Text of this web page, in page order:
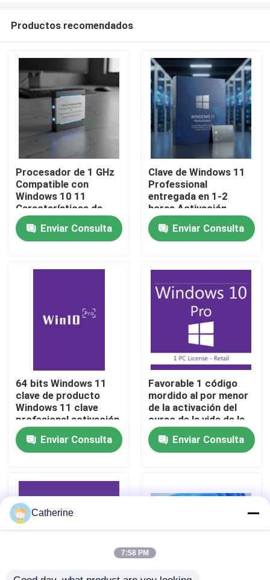
En casa
Productos
Control de calidad
Contacta con nosotros
Solicitar una cita
más profesional de la oficina 2021
Productos recomendados
Procesador de 1 GHz
Compatible con
Windows 10 11
Características de
Seguridad
Optimizadas
Funcionamiento Fluido
Profesionales
Enviar Consulta
Clave de Windows 11
Professional
entregada en 1-2
horas Activación
genuina instantánea
Plataforma Windows
Acceso seguro y
Enviar Consulta
64 bits Windows 11
clave de producto
Windows 11 clave
profesional activación
segura para empresas
y empresas solución
de licencia
Enviar Consulta
Favorable 1 código
mordido al por menor
de la activación del
curso de la vida de la
versión 32/64 lleno del
usuario del triunfo 10
Enviar Consulta
Catherine
7:58 PM